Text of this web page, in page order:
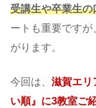
受講生や卒業生の
ートも重要です
がります。
今回は、 滋賀エリ
い順』に3教室ご